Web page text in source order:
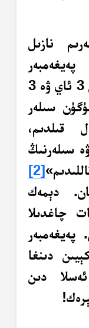
نازىل
ئەلەيھىسسالام ۋاپات قىلىنىشتىن 3 ئاي ۋە 3
سىلەر
قىلدىم،
سىلەرنىڭ
[2]
دېمەك
چاغدىلا
پەيغەمبەر
دىنغا
دىن